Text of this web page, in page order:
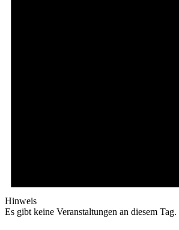
Hinweis
Es gibt keine Veranstaltungen an diesem Tag.